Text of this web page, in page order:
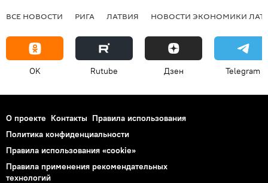
ВСЕ НОВОСТИ РИГА ЛАТВИЯ НОВОСТИ ЭКОНОМИКИ
OK Rutube Дзен Telegram
О проекте Контакты Правила использования
Политика конфиденциальности
Правила использования «cookie»
Правила применения рекомендательных
технологий